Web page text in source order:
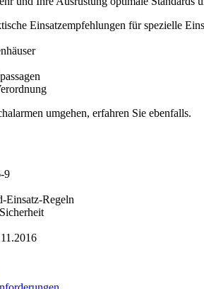
Einsatzempfehlungen für spezielle
umgehen, erfahren Sie ebenfalls.
9
Einsatz-Regeln